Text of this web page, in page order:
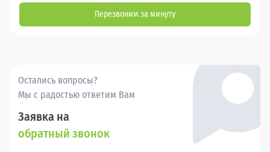
Перезвоним за минуту
Остались вопросы?
Мы с радостью ответим Вам
Заявка на
обратный звонок